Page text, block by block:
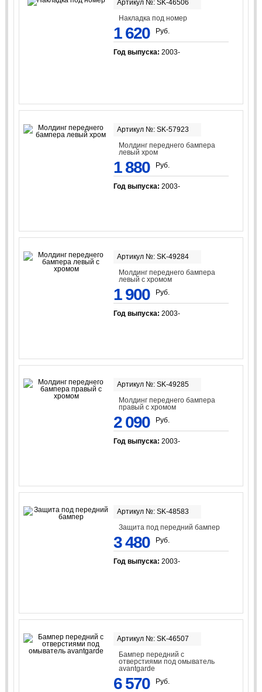
Артикул №: SK-46506
Накладка под номер
1 620 Руб.
Год выпуска: 2003-
Артикул №: SK-57923
Молдинг переднего бампера
левый хром
1 880 Руб.
Год выпуска: 2003-
Артикул №: SK-49284
Молдинг переднего бампера
левый с хромом
1 900 Руб.
Год выпуска: 2003-
Артикул №: SK-49285
Молдинг переднего бампера
правый с хромом
2 090 Руб.
Год выпуска: 2003-
Артикул №: SK-48583
Защита под передний бампер
3 480 Руб.
Год выпуска: 2003-
Артикул №: SK-46507
Бампер передний с
отверстиями под омыватель
avantgarde
6 570 Руб.